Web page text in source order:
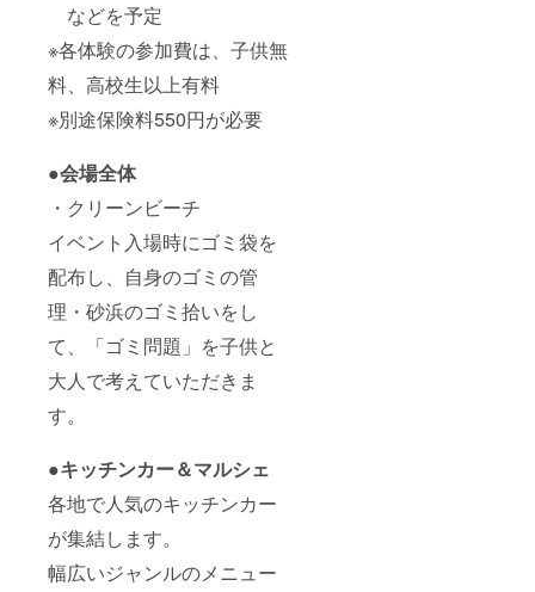
などを予定
※各体験の参加費は、子供無
料、高校生以上有料
※別途保険料550円が必要
●会場全体
・クリーンビーチ
イベント入場時にゴミ袋を
配布し、自身のゴミの管
理・砂浜のゴミ拾いをし
て、「ゴミ問題」を子供と
大人で考えていただきま
す。
●キッチンカー＆マルシェ
各地で人気のキッチンカー
が集結します。
幅広いジャンルのメニュー